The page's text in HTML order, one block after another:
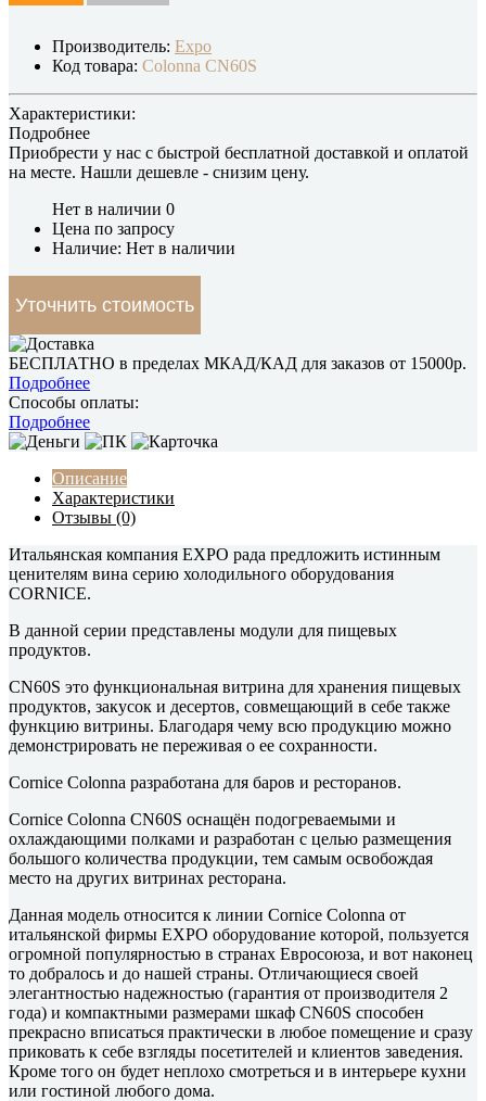
Производитель: Expo
Код товара: Colonna CN60S
Характеристики:
Подробнее
Приобрести у нас с быстрой бесплатной доставкой и оплатой
на месте. Нашли дешевле - снизим цену.
Нет в наличии 0
Цена по запросу
Наличие: Нет в наличии
Уточнить стоимость
БЕСПЛАТНО в пределах МКАД/КАД для заказов от 15000р.
Подробнее
Способы оплаты:
Подробнее
Описание
Характеристики
Отзывы (0)
Итальянская компания EXPO рада предложить истинным
ценителям вина серию холодильного оборудования
CORNICE.
В данной серии представлены модули для пищевых
продуктов.
CN60S это функциональная витрина для хранения пищевых
продуктов, закусок и десертов, совмещающий в себе также
функцию витрины. Благодаря чему всю продукцию можно
демонстрировать не переживая о ее сохранности.
Cornice Colonna разработана для баров и ресторанов.
Cornice Colonna CN60S оснащён подогреваемыми и
охлаждающими полками и разработан с целью размещения
большого количества продукции, тем самым освобождая
место на других витринах ресторана.
Данная модель относится к линии Cornice Colonna от
итальянской фирмы EXPO оборудование которой, пользуется
огромной популярностью в странах Евросоюза, и вот наконец
то добралось и до нашей страны. Отличающиеся своей
элегантностью надежностью (гарантия от производителя 2
года) и компактными размерами шкаф CN60S способен
прекрасно вписаться практически в любое помещение и сразу
приковать к себе взгляды посетителей и клиентов заведения.
Кроме того он будет неплохо смотреться и в интерьере кухни
или гостиной любого дома.